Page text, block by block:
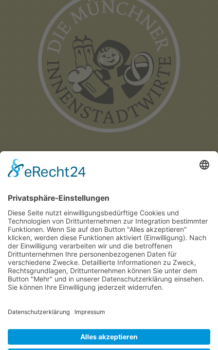
Münchner
Innenstadtwirte e.V.
C/O CITYPARTNER MÜNCHEN
HERZOG-WILHELM-STRASSE 15
D-80331 MÜNCHEN
TEL. +49 (0) 89 122 280 780
© 2025 Münchner Innenstadtwirte e.V.